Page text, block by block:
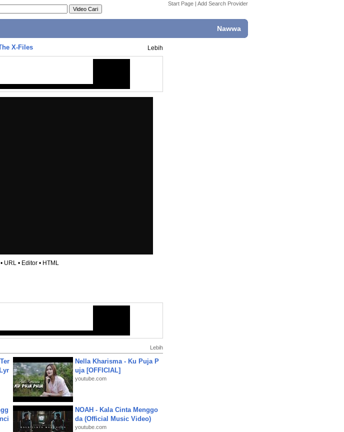
Start Page | Add Search Provider
Nawwa
X-Files Lebih
• URL • Editor • HTML
Lebih
Nella Kharisma - Ku Puja P
uja [OFFICIAL]
youtube.com
NOAH - Kala Cinta Menggo
da (Official Music Video)
youtube.com